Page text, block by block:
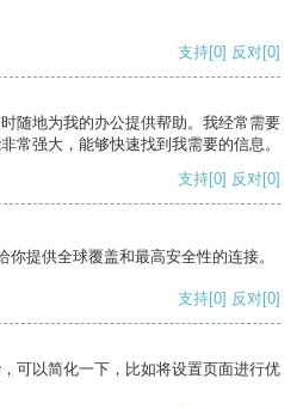
支持[0] 反对[0]
随地为我的办公提供帮助。我经常需要
常强大，能够快速找到我需要的信息。
支持[0] 反对[0]
提供全球覆盖和最高安全性的连接。
支持[0] 反对[0]
可以简化一下，比如将设置页面进行优